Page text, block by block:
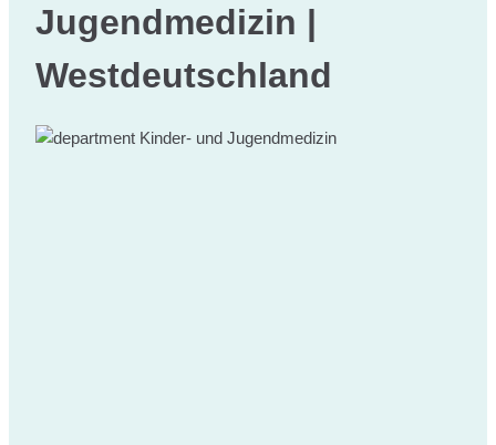
Jugendmedizin |
Westdeutschland
Kinder- und Jugendmedizin